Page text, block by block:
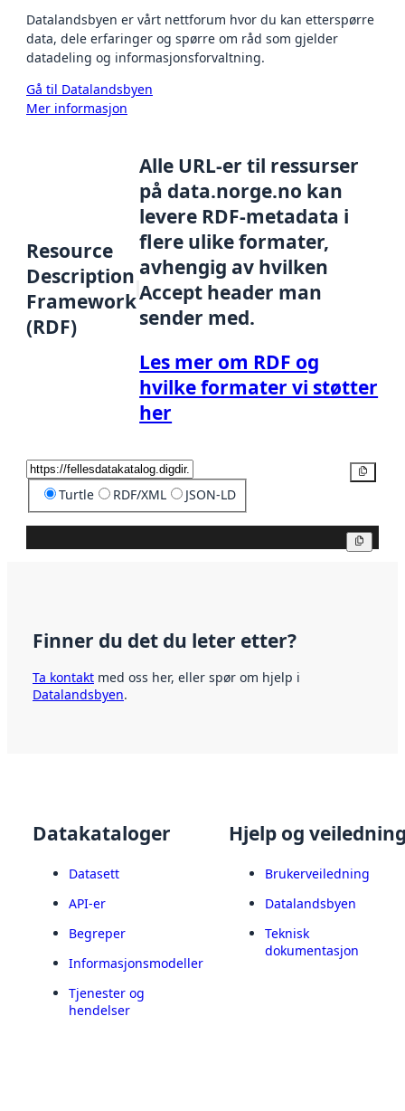
Datalandsbyen er vårt nettforum hvor du kan etterspørre
data, dele erfaringer og spørre om råd som gjelder
datadeling og informasjonsforvaltning.
Gå til Datalandsbyen
Mer informasjon
Resource
Description
Framework
(RDF)
Alle URL-er til ressurser
på data.norge.no kan
levere RDF-metadata i
flere ulike formater,
avhengig av hvilken
Accept header man
sender med.
Les mer om RDF og
hvilke formater vi støtter
her
Turtle RDF/XML JSON-LD
Finner du det du leter etter?
Ta kontakt med oss her, eller spør om hjelp i
Datalandsbyen.
Datakataloger
Datasett
API-er
Begreper
Informasjonsmodeller
Tjenester og
hendelser
Hjelp og
Brukerveiledning
Datalandsbyen
Teknisk
dokumentasjon